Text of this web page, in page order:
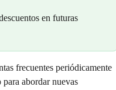
en futuras
frecuentes periódicamente
abordar nuevas